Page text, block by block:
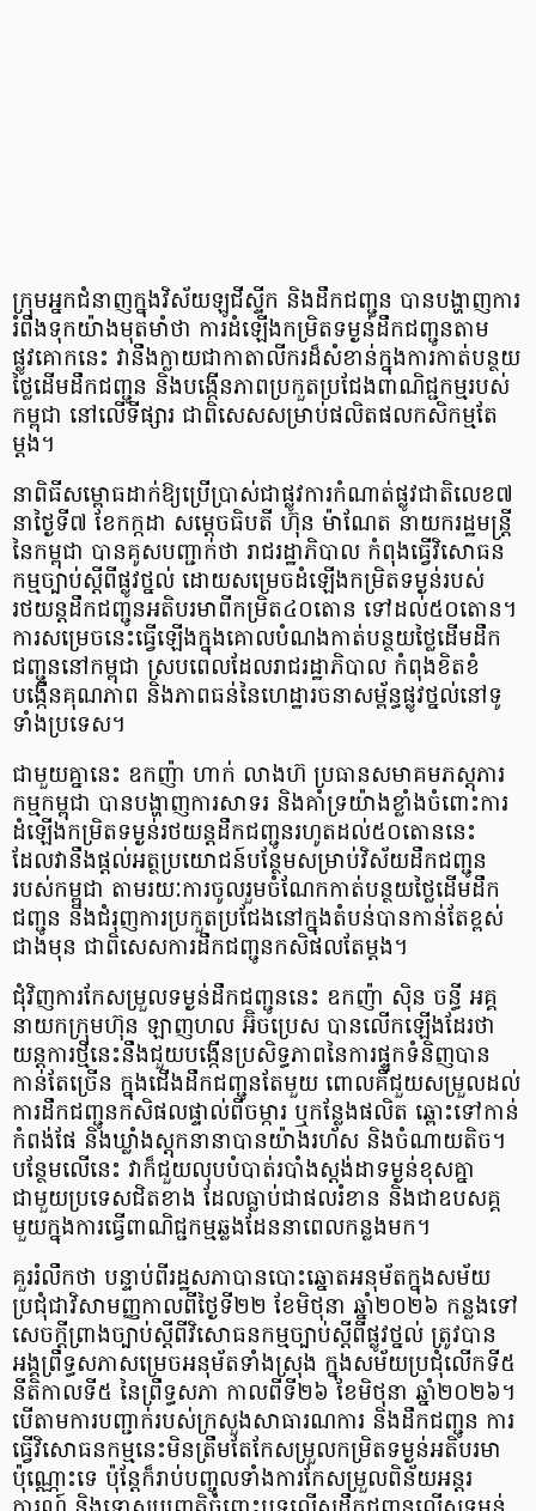
ក្រុមអ្នកជំនាញក្នុងវិស័យឡូជីស្ទីក និងដឹកជញ្ជូន បានបង្ហាញការ
រំពឹងទុកយ៉ាងមុតមាំថា ការដំឡើងកម្រិតទម្ងន់ដឹកជញ្ជូនតាម
ផ្លូវគោកនេះ វានឹងក្លាយជាកាតាលីករដ៏សំខាន់ក្នុងការកាត់បន្ថយ
ថ្លៃដើមដឹកជញ្ជូន និងបង្កើនភាពប្រកួតប្រជែងពាណិជ្ជកម្មរបស់
កម្ពុជា នៅលើទីផ្សារ ជាពិសេសសម្រាប់ផលិតផលកសិកម្មតែ
ម្តង។
នាពិធីសម្ពោធដាក់ឱ្យប្រើប្រាស់ជាផ្លូវការកំណាត់ផ្លូវជាតិលេខ៧
នាថ្ងៃទី៧ ខែកក្កដា សម្តេចធិបតី ហ៊ុន ម៉ាណែត នាយករដ្ឋមន្ត្រី
នៃកម្ពុជា បានគូសបញ្ជាក់ថា រាជរដ្ឋាភិបាល កំពុងធ្វើវិសោធន
កម្មច្បាប់ស្ដីពីផ្លូវថ្នល់ ដោយសម្រេចដំឡើងកម្រិតទម្ងន់របស់
រថយន្តដឹកជញ្ជូនអតិបរមាពីកម្រិត៤០តោន ទៅដល់៥០តោន។
ការសម្រេចនេះធ្វើឡើងក្នុងគោលបំណងកាត់បន្ថយថ្លៃដើមដឹក
ជញ្ជូននៅកម្ពុជា ស្របពេលដែលរាជរដ្ឋាភិបាល កំពុងខិតខំ
បង្កើនគុណភាព និងភាពធន់នៃហេដ្ឋារចនាសម្ព័ន្ធផ្លូវថ្នល់នៅទូ
ទាំងប្រទេស។
ជាមួយគ្នានេះ ឧកញ៉ា ហាក់ លាងហ៊ ប្រធានសមាគមភស្តុភារ
កម្មកម្ពុជា បានបង្ហាញការសាទរ និងគាំទ្រយ៉ាងខ្លាំងចំពោះការ
ដំឡើងកម្រិតទម្ងន់រថយន្តដឹកជញ្ជូនរហូតដល់៥០តោននេះ
ដែលវានឹងផ្តល់អត្ថប្រយោជន៍បន្ថែមសម្រាប់វិស័យដឹកជញ្ជូន
របស់កម្ពុជា តាមរយៈការចូលរួមចំណែកកាត់បន្ថយថ្លៃដើមដឹក
ជញ្ជូន និងជំរុញការប្រកួតប្រជែងនៅក្នុងតំបន់បានកាន់តែខ្ពស់
ជាងមុន ជាពិសេសការដឹកជញ្ជូនកសិផលតែម្តង។
ជុំវិញការកែសម្រួលទម្ងន់ដឹកជញ្ជូននេះ ឧកញ៉ា ស៊ិន ចន្ធី អគ្គ
នាយកក្រុមហ៊ុន ឡាញហល អ៊ិចប្រេស បានលើកឡើងដែរថា
យន្តការថ្មីនេះនឹងជួយបង្កើនប្រសិទ្ធភាពនៃការផ្ទុកទំនិញបាន
កាន់តែច្រើន ក្នុងជើងដឹកជញ្ជូនតែមួយ ពោលគឺជួយសម្រួលដល់
ការដឹកជញ្ជូនកសិផលផ្ទាល់ពីចម្ការ ឬកន្លែងផលិត ឆ្ពោះទៅកាន់
កំពង់ផែ និងឃ្លាំងស្តុកនានាបានយ៉ាងរហ័ស និងចំណាយតិច។
បន្ថែមលើនេះ វាក៏ជួយលុបបំបាត់របាំងស្តង់ដាទម្ងន់ខុសគ្នា
ជាមួយប្រទេសជិតខាង ដែលធ្លាប់ជាផលរំខាន និងជាឧបសគ្គ
មួយក្នុងការធ្វើពាណិជ្ជកម្មឆ្លងដែននាពេលកន្លងមក។
គួររំលឹកថា បន្ទាប់ពីរដ្ឋសភាបានបោះឆ្នោតអនុម័តក្នុងសម័យ
ប្រជុំជាវិសាមញ្ញកាលពីថ្ងៃទី២២ ខែមិថុនា ឆ្នាំ២០២៦ កន្លងទៅ
សេចក្តីព្រាងច្បាប់ស្តីពីវិសោធនកម្មច្បាប់ស្តីពីផ្លូវថ្នល់ ត្រូវបាន
អង្គព្រឹទ្ធសភាសម្រេចអនុម័តទាំងស្រុង ក្នុងសម័យប្រជុំលើកទី៥
នីតិកាលទី៥ នៃព្រឹទ្ធសភា កាលពីទី២៦ ខែមិថុនា ឆ្នាំ២០២៦។
បើតាមការបញ្ជាក់របស់ក្រសួងសាធារណការ និងដឹកជញ្ជូន ការ
ធ្វើវិសោធនកម្មនេះមិនត្រឹមតែកែសម្រួលកម្រិតទម្ងន់អតិបរមា
ប៉ុណ្ណោះទេ ប៉ុន្តែក៏រាប់បញ្ចូលទាំងការកែសម្រួលពិន័យអន្តរ